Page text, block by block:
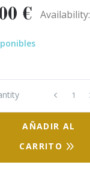
€ Availability:
AÑADIR AL
CARRITO